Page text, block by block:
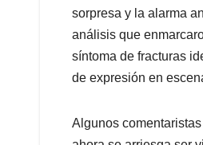
sorpresa y la alarma
análisis que
síntoma de fracturas
de expresión en
Algunos